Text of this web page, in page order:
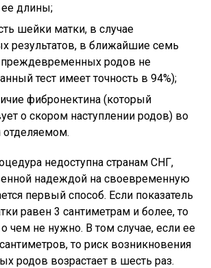
длины;
шейки матки, в случае
результатов, в ближайшие семь
преждевременных родов не
тест имеет точность в 94%);
фибронектина (который
о скором наступлении родов) во
недоступна странам СНГ,
надеждой на своевременную
первый способ. Если показатель
равен 3 сантиметрам и более, то
чем не нужно. В том случае, если ее
то риск возникновения
родов возрастает в шесть раз.